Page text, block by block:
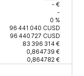
- €
-
0 %
96 441 040 CUSD
96 440 727 CUSD
83 396 314 €
0,864739 €
0,864782 €